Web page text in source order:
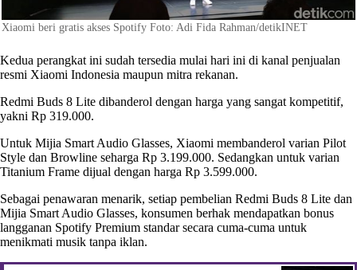
Xiaomi beri gratis akses Spotify Foto: Adi Fida Rahman/detikINET
Kedua perangkat ini sudah tersedia mulai hari ini di kanal penjualan
resmi Xiaomi Indonesia maupun mitra rekanan.
Redmi Buds 8 Lite dibanderol dengan harga yang sangat kompetitif,
yakni Rp 319.000.
Untuk Mijia Smart Audio Glasses, Xiaomi membanderol varian Pilot
Style dan Browline seharga Rp 3.199.000. Sedangkan untuk varian
Titanium Frame dijual dengan harga Rp 3.599.000.
Sebagai penawaran menarik, setiap pembelian Redmi Buds 8 Lite dan
Mijia Smart Audio Glasses, konsumen berhak mendapatkan bonus
langganan Spotify Premium standar secara cuma-cuma untuk
menikmati musik tanpa iklan.